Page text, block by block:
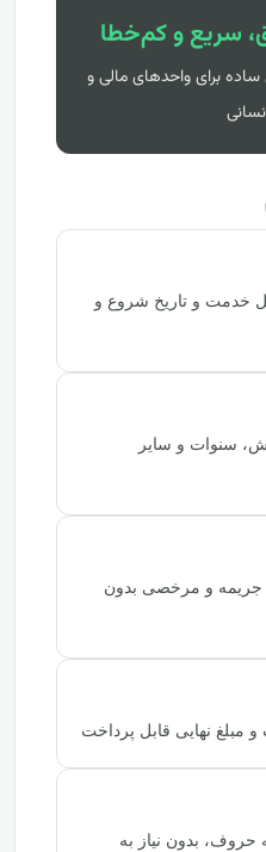
سریع و کم‌خطا
ساده برای واحدهای مالی و
خدمت و تاریخ شروع و
سنوات و سایر
جریمه و مرخصی بدون
مبلغ نهایی قابل پرداخت
حروف، بدون نیاز به